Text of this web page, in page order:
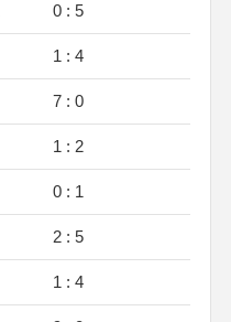
0 : 5
1 : 4
7 : 0
1 : 2
0 : 1
2 : 5
1 : 4